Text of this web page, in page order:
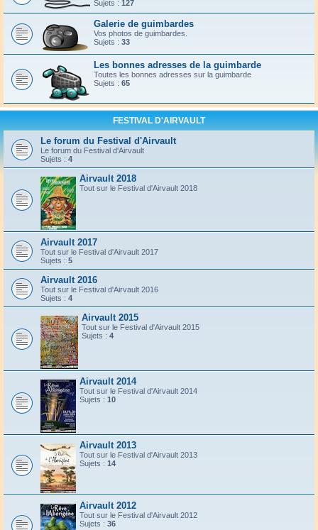
Sujets : 127
Galerie de guimbardes
Vos photos de guimbardes.
Sujets : 33
Les bonnes adresses de la guimbarde
Toutes les bonnes adresses sur la guimbarde
Sujets : 65
FESTIVAL D'AIRVAULT
Le forum du Festival d'Airvault
Le forum du Festival d'Airvault
Sujets : 4
Airvault 2018
Tout sur le Festival d'Airvault 2018
Airvault 2017
Tout sur le Festival d'Airvault 2017
Sujets : 5
Airvault 2016
Tout sur le Festival d'Airvault 2016
Sujets : 4
Airvault 2015
Tout sur le Festival d'Airvault 2015
Sujets : 4
Airvault 2014
Tout sur le Festival d'Airvault 2014
Sujets : 10
Airvault 2013
Tout sur le Festival d'Airvault 2013
Sujets : 14
Airvault 2012
Tout sur le Festival d'Airvault 2012
Sujets : 36